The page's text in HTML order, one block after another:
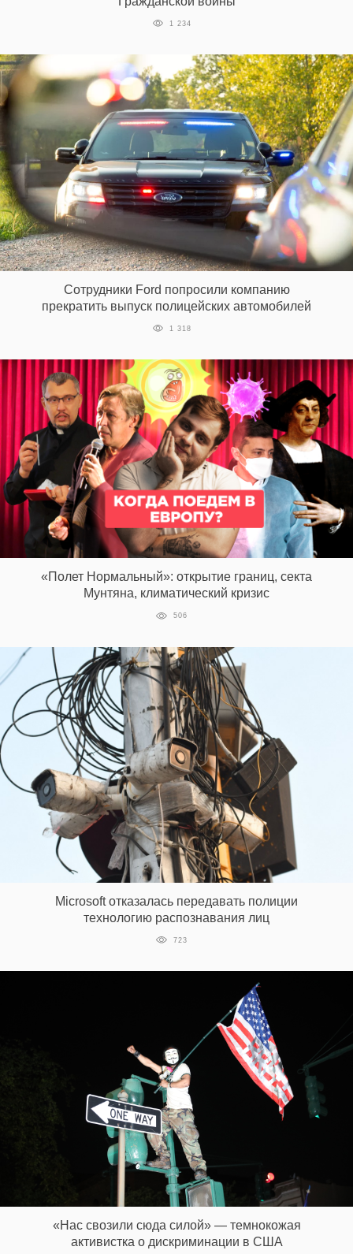
1 234
Сотрудники Ford попросили компанию
прекратить выпуск полицейских автомобилей
1 318
«Полет Нормальный»: открытие границ, секта
Мунтяна, климатический кризис
506
Microsoft отказалась передавать полиции
технологию распознавания лиц
723
«Нас свозили сюда силой» — темнокожая
активистка о дискриминации в США